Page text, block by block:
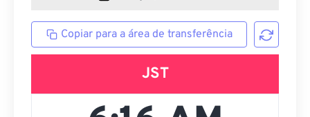
Copiar para a área de transferência
JST